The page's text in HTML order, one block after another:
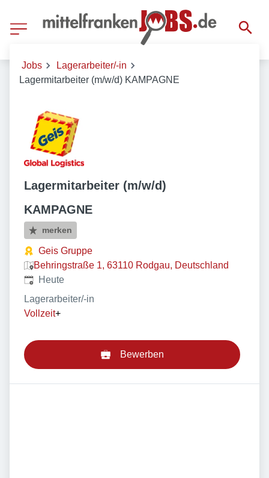
Jobs
Lagerarbeiter/-in
Lagermitarbeiter (m/w/d) KAMPAGNE
Lagermitarbeiter (m/w/d)
KAMPAGNE
merken
Geis Gruppe
Behringstraße 1, 63110 Rodgau, Deutschland
Veröffentlicht
Heute
Lagerarbeiter/-in
Vollzeit+
Bewerben